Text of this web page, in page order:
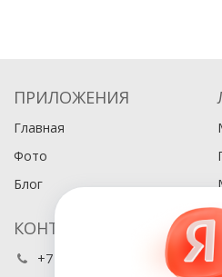
ПРИЛОЖЕНИЯ
Главная
Фото
Блог
КОНТАКТЫ
+7 (495) 486-80-76